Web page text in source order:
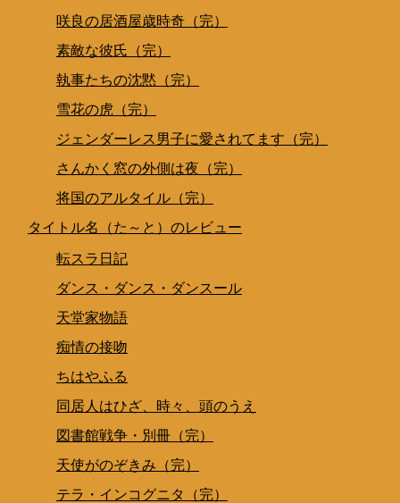
咲良の居酒屋歳時奇（完）
素敵な彼氏（完）
執事たちの沈黙（完）
雪花の虎（完）
ジェンダーレス男子に愛されてます（完）
さんかく窓の外側は夜（完）
将国のアルタイル（完）
タイトル名（た～と）のレビュー
転スラ日記
ダンス・ダンス・ダンスール
天堂家物語
痴情の接吻
ちはやふる
同居人はひざ、時々、頭のうえ
図書館戦争・別冊（完）
天使がのぞきみ（完）
テラ・インコグニタ（完）